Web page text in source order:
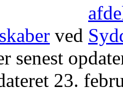
ved
senest
23.